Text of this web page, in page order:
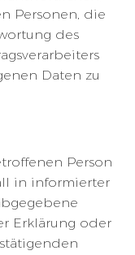
Personen, die
des
Daten zu
Person
in informierter
Erklärung oder